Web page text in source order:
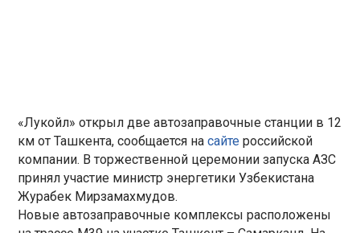
«Лукойл» открыл две автозаправочные станции в 12
км от Ташкента, сообщается насайте российской
компании. В торжественной церемонии запуска АЗС
принял участие министр энергетики Узбекистана
Журабек Мирзамахмудов.
Новые автозаправочные комплексы расположены